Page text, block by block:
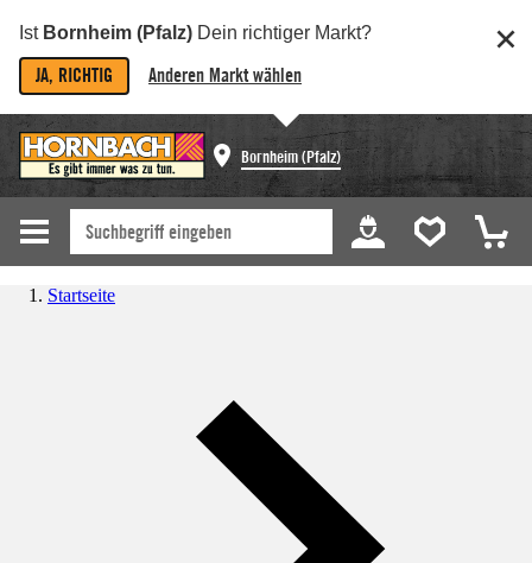
Ist Bornheim (Pfalz) Dein richtiger Markt?
JA, RICHTIG Anderen Markt wählen
Bornheim (Pfalz)
Startseite